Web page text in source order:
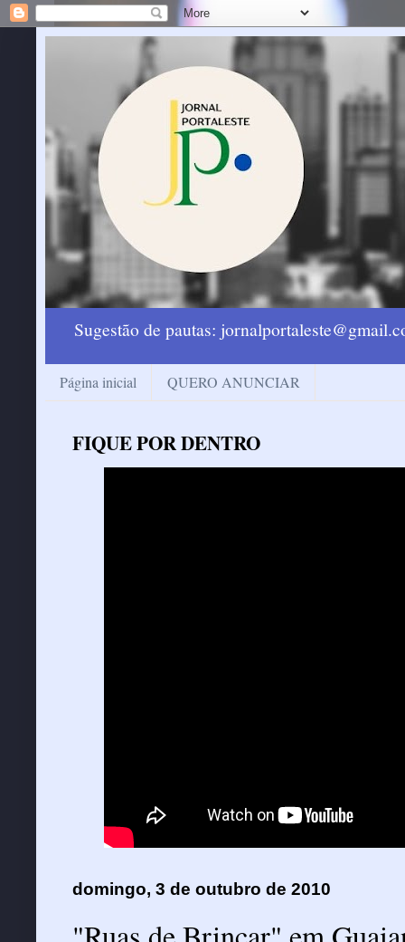
Sugestão de pautas:
Página inicial QUERO ANUNCIAR
FIQUE POR DENTRO
domingo, 3 de outubro de 2010